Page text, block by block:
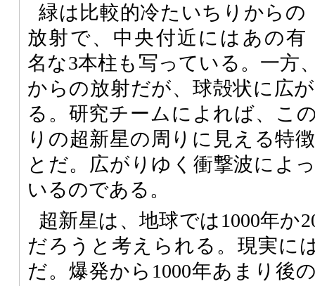
緑は比較的冷たいちりからの
放射で、中央付近にはあの有
名な3本柱も写っている。一方
からの放射だが、球殻状に広
る。研究チームによれば、こ
りの超新星の周りに見える特
とだ。広がりゆく衝撃波によ
いるのである。
超新星は、地球では1000年か
だろうと考えられる。現実に
だ。爆発から1000年あまり後